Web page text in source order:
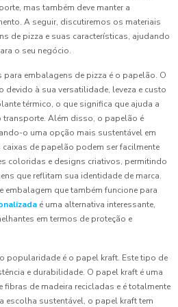
mas também deve manter a
A seguir, discutiremos os materiais
de pizza e suas características, ajudando
o seu negócio.
embalagens de pizza é o papelão. O
à sua versatilidade, leveza e custo
térmico, o que significa que ajuda a
transporte. Além disso, o papelão é
o uma opção mais sustentável em
de papelão podem ser facilmente
coloridas e designs criativos, permitindo
que reflitam sua identidade de marca.
embalagem que também funcione para
é uma alternativa interessante,
em termos de proteção e
popularidade é o papel kraft. Este tipo de
e durabilidade. O papel kraft é uma
de madeira recicladas e é totalmente
escolha sustentável, o papel kraft tem